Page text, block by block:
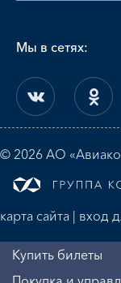
Мы в сетях:
© 2026 АО
карта сайта | вход
Купить билеты